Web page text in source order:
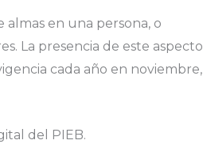
en una persona, o
La presencia de este aspecto
cada año en noviembre,
del PIEB.